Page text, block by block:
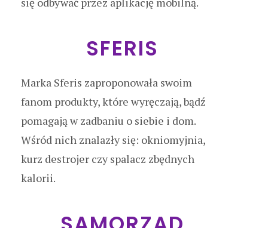
SFERIS
Marka Sferis zaproponowała swoim
fanom produkty, które wyręczają, bądź
pomagają w zadbaniu o siebie i dom.
Wśród nich znalazły się: okniomyjnia,
kurz destrojer czy spalacz zbędnych
kalorii.